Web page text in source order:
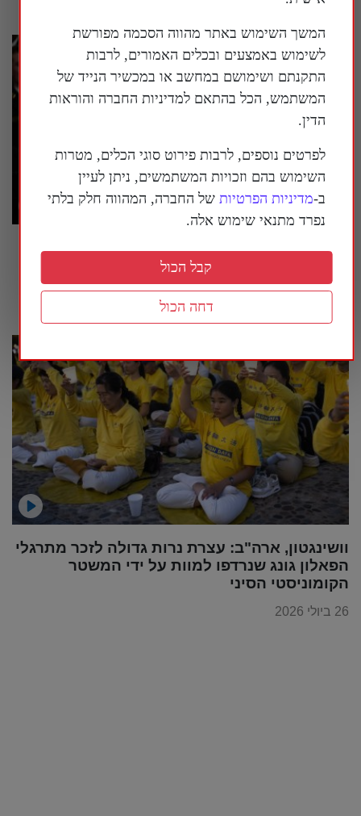
טראמפ הורה: להציב שלטי אזהרה סביב מוזיאון
ההיסטוריה הלאומי של ארה"ב
וושינגטון, ארה"ב: עצרת נרות גדולה לזכר מתרגלי
הפאלון גונג שנרדפו למוות על ידי המשטר
הקומוניסטי הסיני
26 ביולי 2026
המשך השימוש באתר מהווה הסכמה מפורשת
לשימוש באמצעים ובכלים האמורים, לרבות
התקנתם ושימושם במחשב או במכשיר הנייד של
המשתמש, הכל בהתאם למדיניות החברה והוראות
הדין.
לפרטים נוספים, לרבות פירוט סוגי הכלים, מטרות
השימוש בהם וזכויות המשתמשים, ניתן לעיין
ב-מדיניות הפרטיות של החברה, המהווה חלק בלתי
נפרד מתנאי שימוש אלה.
דחה הכול
קבל הכול